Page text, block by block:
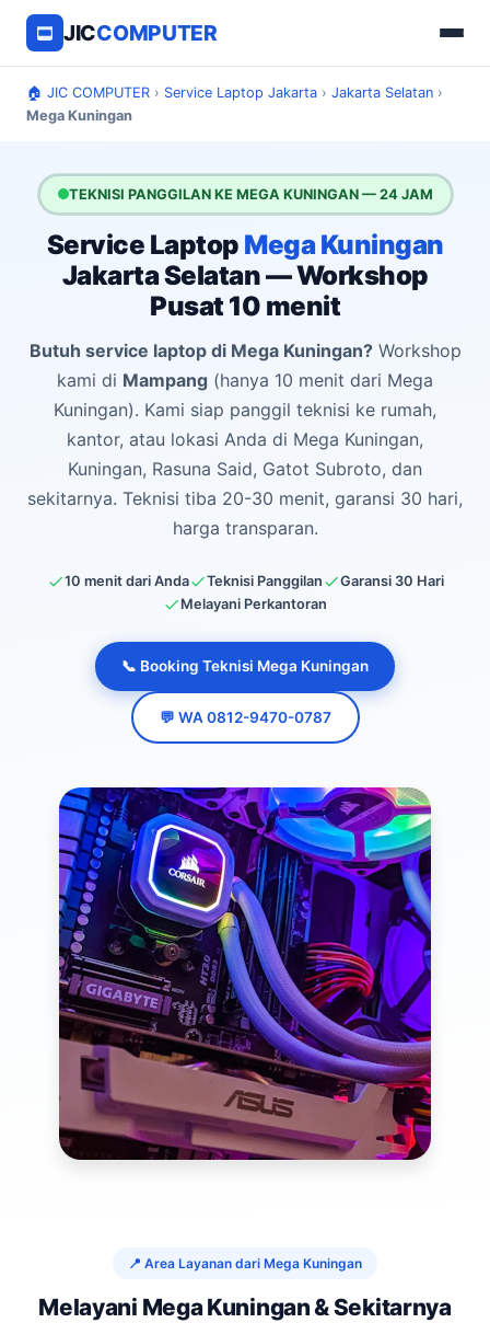
JICCOMPUTER
🏠 JIC COMPUTER › Service Laptop Jakarta › Jakarta Selatan ›
Mega Kuningan
TEKNISI PANGGILAN KE MEGA KUNINGAN — 24 JAM
Service Laptop Mega Kuningan
Jakarta Selatan — Workshop
Pusat 10 menit
Butuh service laptop di Mega Kuningan?Workshop
kami di Mampang (hanya 10 menit dari Mega
Kuningan). Kami siap panggil teknisi ke rumah,
kantor, atau lokasi Anda di Mega Kuningan,
Kuningan, Rasuna Said, Gatot Subroto, dan
sekitarnya. Teknisi tiba 20-30 menit, garansi 30 hari,
harga transparan.
10 menit dari Anda Teknisi Panggilan
Garansi 30 Hari
Melayani Perkantoran
📞 Booking Teknisi Mega Kuningan
💬 WA 0812-9470-0787
📍 Area Layanan dari Mega Kuningan
Melayani Mega Kuningan & Sekitarnya